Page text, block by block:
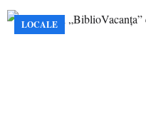
LOCALE